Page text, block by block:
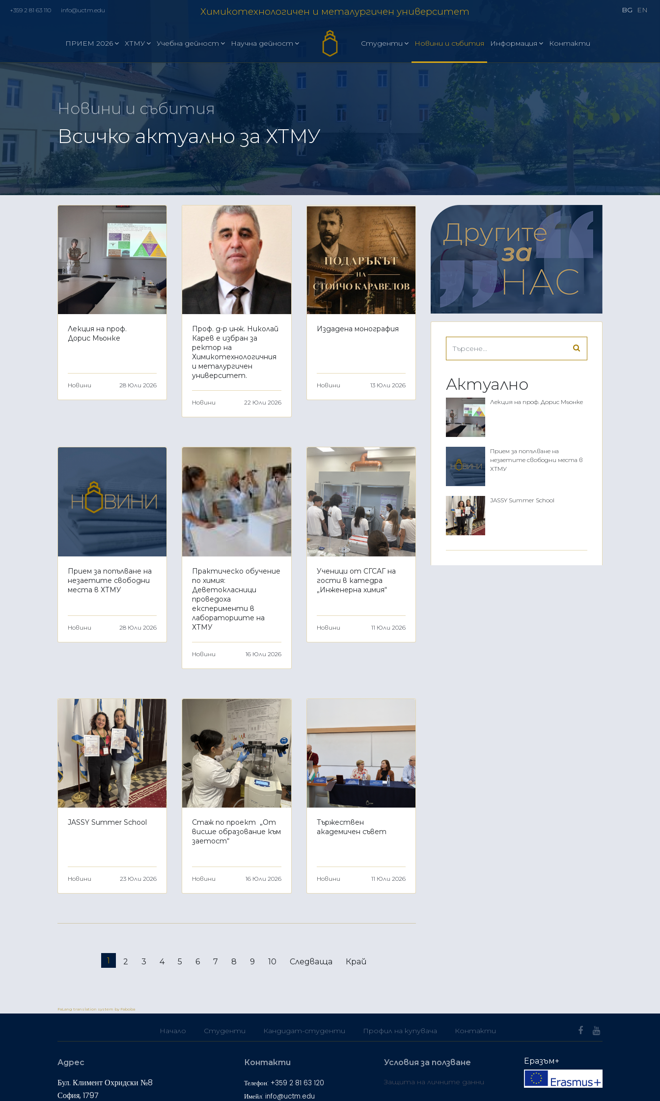
+359 2 81 63 110 info@uctm.edu Химикотехнологичен и металургичен университет BG EN
ПРИЕМ 2026 ХТМУ Учебна дейност Научна дейност Студенти Новини и събития Информация Контакти
Новини и събития
Всичко актуално за ХТМУ
Лекция на проф.
Дорис Мьонке
Новини 28 Юли 2026
Проф. д-р инж. Николай
Карев е избран за
ректор на
Химикотехнологичния
и металургичен
университет.
Новини 22 Юли 2026
Издадена монография
Новини 13 Юли 2026
Прием за попълване на
незаетите свободни
места в ХТМУ
Новини 28 Юли 2026
Практическо обучение
по химия:
Деветокласници
проведоха
експерименти в
лабораториите на
ХТМУ
Новини 16 Юли 2026
Ученици от СГСАГ на
гости в катедра
„Инженерна химия“
Новини 11 Юли 2026
JASSY Summer School
Новини 23 Юли 2026
Стаж по проект „От
висше образование към
заетост“
Новини 16 Юли 2026
Тържествен
академичен съвет
Новини 11 Юли 2026
1 2 3 4 5 6 7 8 9 10 Следваща Край
FaLang translation system by Faboba
Актуално
Лекция на проф. Дорис Мьонке
Прием за попълване на
незаетите свободни места в
ХТМУ
JASSY Summer School
Начало Студенти Кандидат-студенти Профил на купувача Контакти
Адрес
Бул. Климент Охридски №8
София, 1797
Контакти
Телефон: +359 2 81 63 120
Имейл: info@uctm.edu
Условия за ползване
Защита на личните данни
Еразъм+